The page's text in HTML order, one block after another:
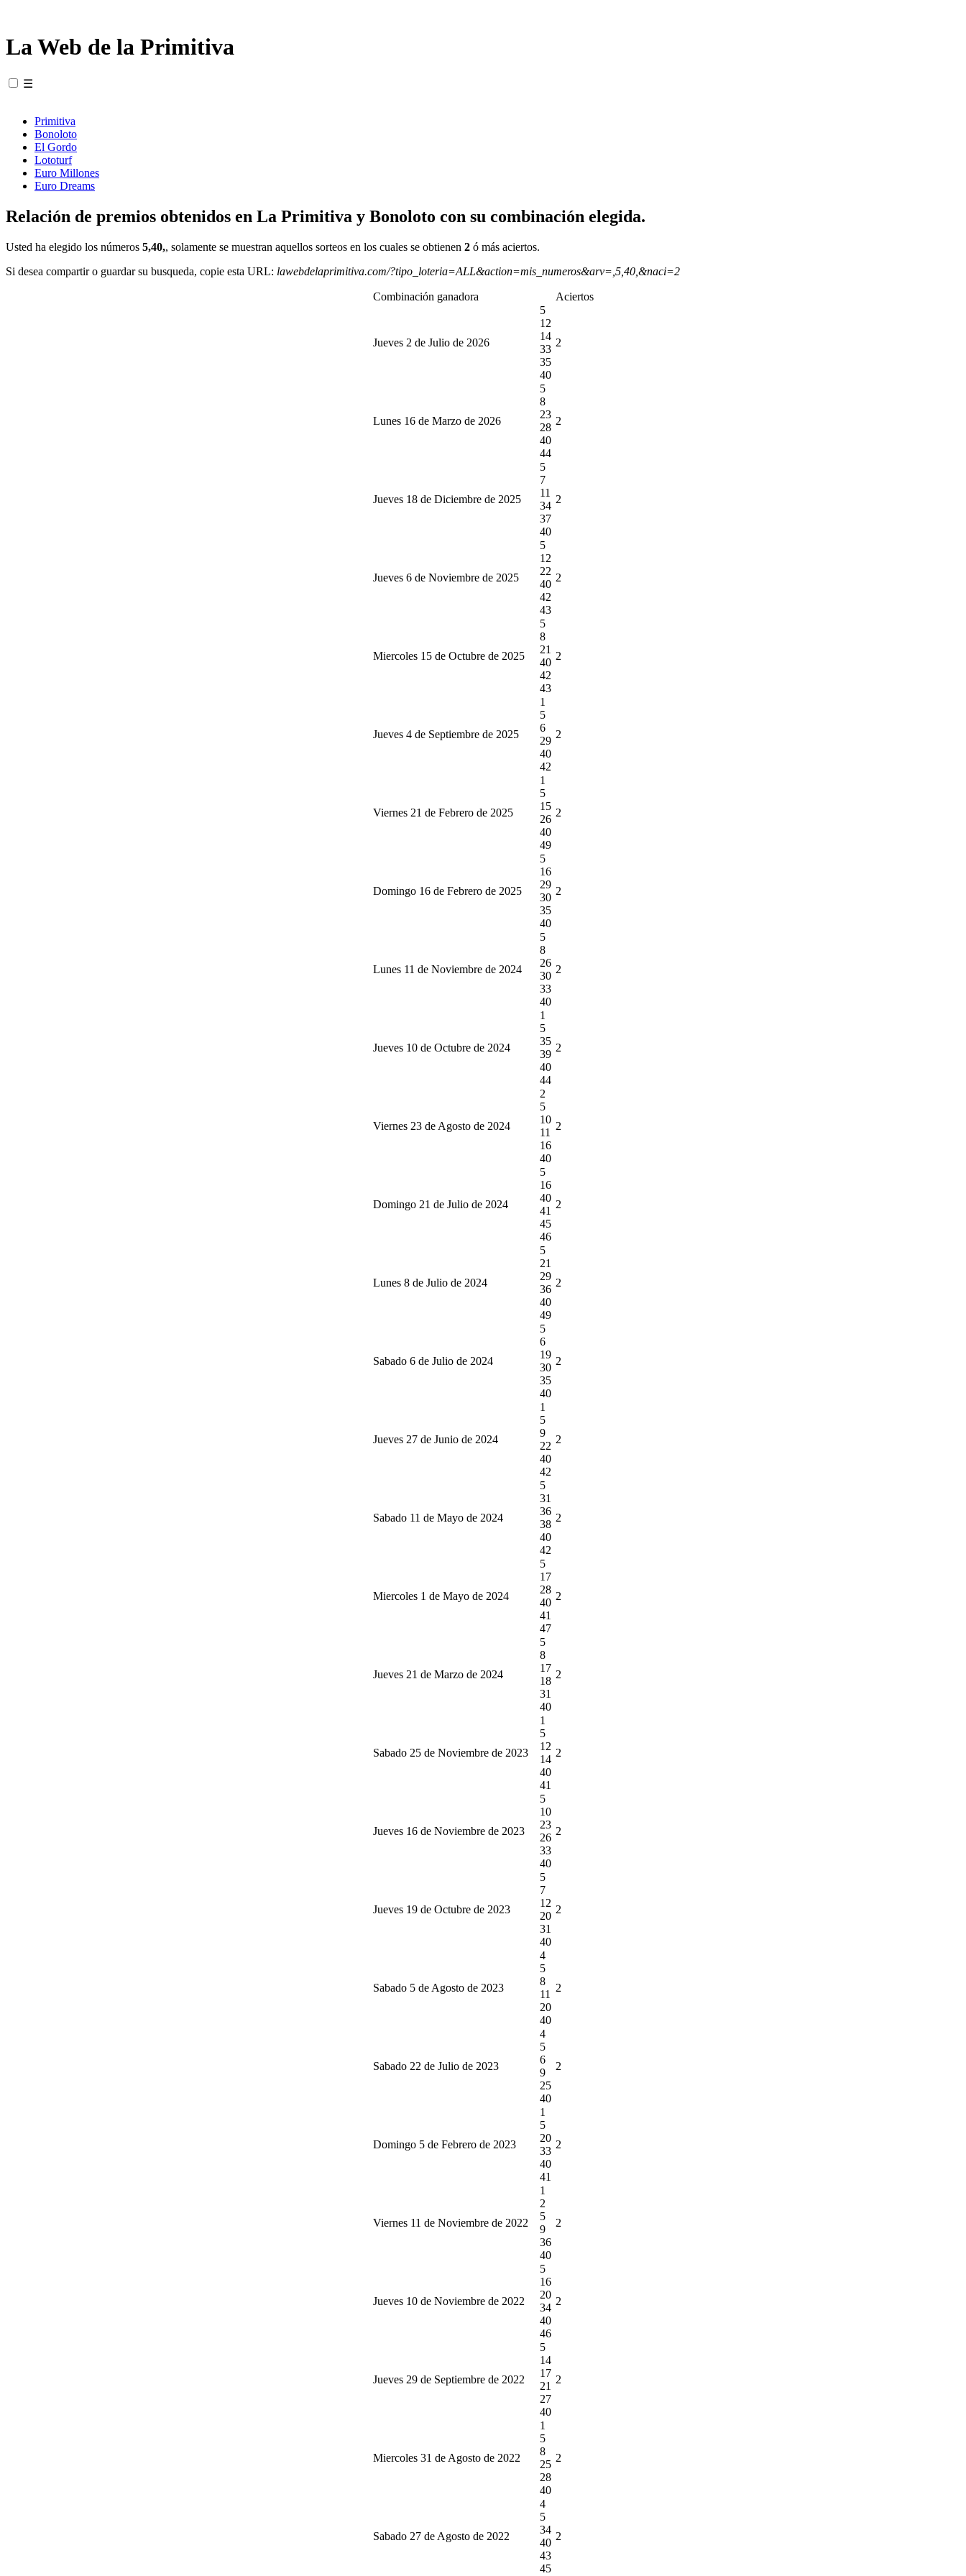
La Web de la Primitiva
☰
Primitiva
Bonoloto
El Gordo
Lototurf
Euro Millones
Euro Dreams
Relación de premios obtenidos en La Primitiva y Bonoloto con su combinación elegida.
Usted ha elegido los números 5,40,, solamente se muestran aquellos sorteos en los cuales se obtienen 2 ó más aciertos.
Si desea compartir o guardar su busqueda, copie esta URL: lawebdelaprimitiva.com/?tipo_loteria=ALL&action=mis_numeros&arv=,5,40,&naci=2
Combinación ganadora Aciertos
Jueves 2 de Julio de 2026
5
12
14
33
35
40
2
Lunes 16 de Marzo de 2026
5
8
23
28
40
44
2
Jueves 18 de Diciembre de 2025
5
7
11
34
37
40
2
Jueves 6 de Noviembre de 2025
5
12
22
40
42
43
2
Miercoles 15 de Octubre de 2025
5
8
21
40
42
43
2
Jueves 4 de Septiembre de 2025
1
5
6
29
40
42
2
Viernes 21 de Febrero de 2025
1
5
15
26
40
49
2
Domingo 16 de Febrero de 2025
5
16
29
30
35
40
2
Lunes 11 de Noviembre de 2024
5
8
26
30
33
40
2
Jueves 10 de Octubre de 2024
1
5
35
39
40
44
2
Viernes 23 de Agosto de 2024
2
5
10
11
16
40
2
Domingo 21 de Julio de 2024
5
16
40
41
45
46
2
Lunes 8 de Julio de 2024
5
21
29
36
40
49
2
Sabado 6 de Julio de 2024
5
6
19
30
35
40
2
Jueves 27 de Junio de 2024
1
5
9
22
40
42
2
Sabado 11 de Mayo de 2024
5
31
36
38
40
42
2
Miercoles 1 de Mayo de 2024
5
17
28
40
41
47
2
Jueves 21 de Marzo de 2024
5
8
17
18
31
40
2
Sabado 25 de Noviembre de 2023
1
5
12
14
40
41
2
Jueves 16 de Noviembre de 2023
5
10
23
26
33
40
2
Jueves 19 de Octubre de 2023
5
7
12
20
31
40
2
Sabado 5 de Agosto de 2023
4
5
8
11
20
40
2
Sabado 22 de Julio de 2023
4
5
6
9
25
40
2
Domingo 5 de Febrero de 2023
1
5
20
33
40
41
2
Viernes 11 de Noviembre de 2022
1
2
5
9
36
40
2
Jueves 10 de Noviembre de 2022
5
16
20
34
40
46
2
Jueves 29 de Septiembre de 2022
5
14
17
21
27
40
2
Miercoles 31 de Agosto de 2022
1
5
8
25
28
40
2
Sabado 27 de Agosto de 2022
4
5
34
40
43
45
2